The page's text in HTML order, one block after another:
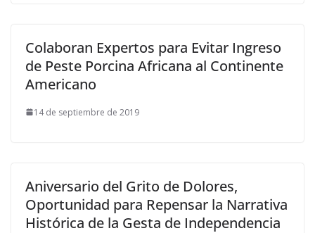
Colaboran Expertos para Evitar Ingreso
de Peste Porcina Africana al Continente
Americano
14 de septiembre de 2019
Aniversario del Grito de Dolores,
Oportunidad para Repensar la Narrativa
Histórica de la Gesta de Independencia